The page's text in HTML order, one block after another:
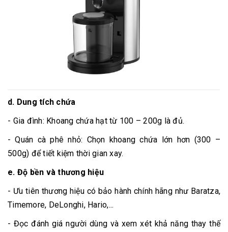
d. Dung tích chứa
- Gia đình: Khoang chứa hạt từ 100 – 200g là đủ.
- Quán cà phê nhỏ: Chọn khoang chứa lớn hơn (300 –
500g) để tiết kiệm thời gian xay.
e. Độ bền và thương hiệu
- Ưu tiên thương hiệu có bảo hành chính hãng như Baratza,
Timemore, DeLonghi, Hario,...
- Đọc đánh giá người dùng và xem xét khả năng thay thế